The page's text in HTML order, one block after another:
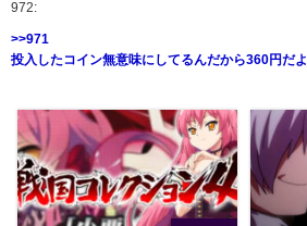
972:
>>971
投入したコイン無意味にしてるんだから360円だよ